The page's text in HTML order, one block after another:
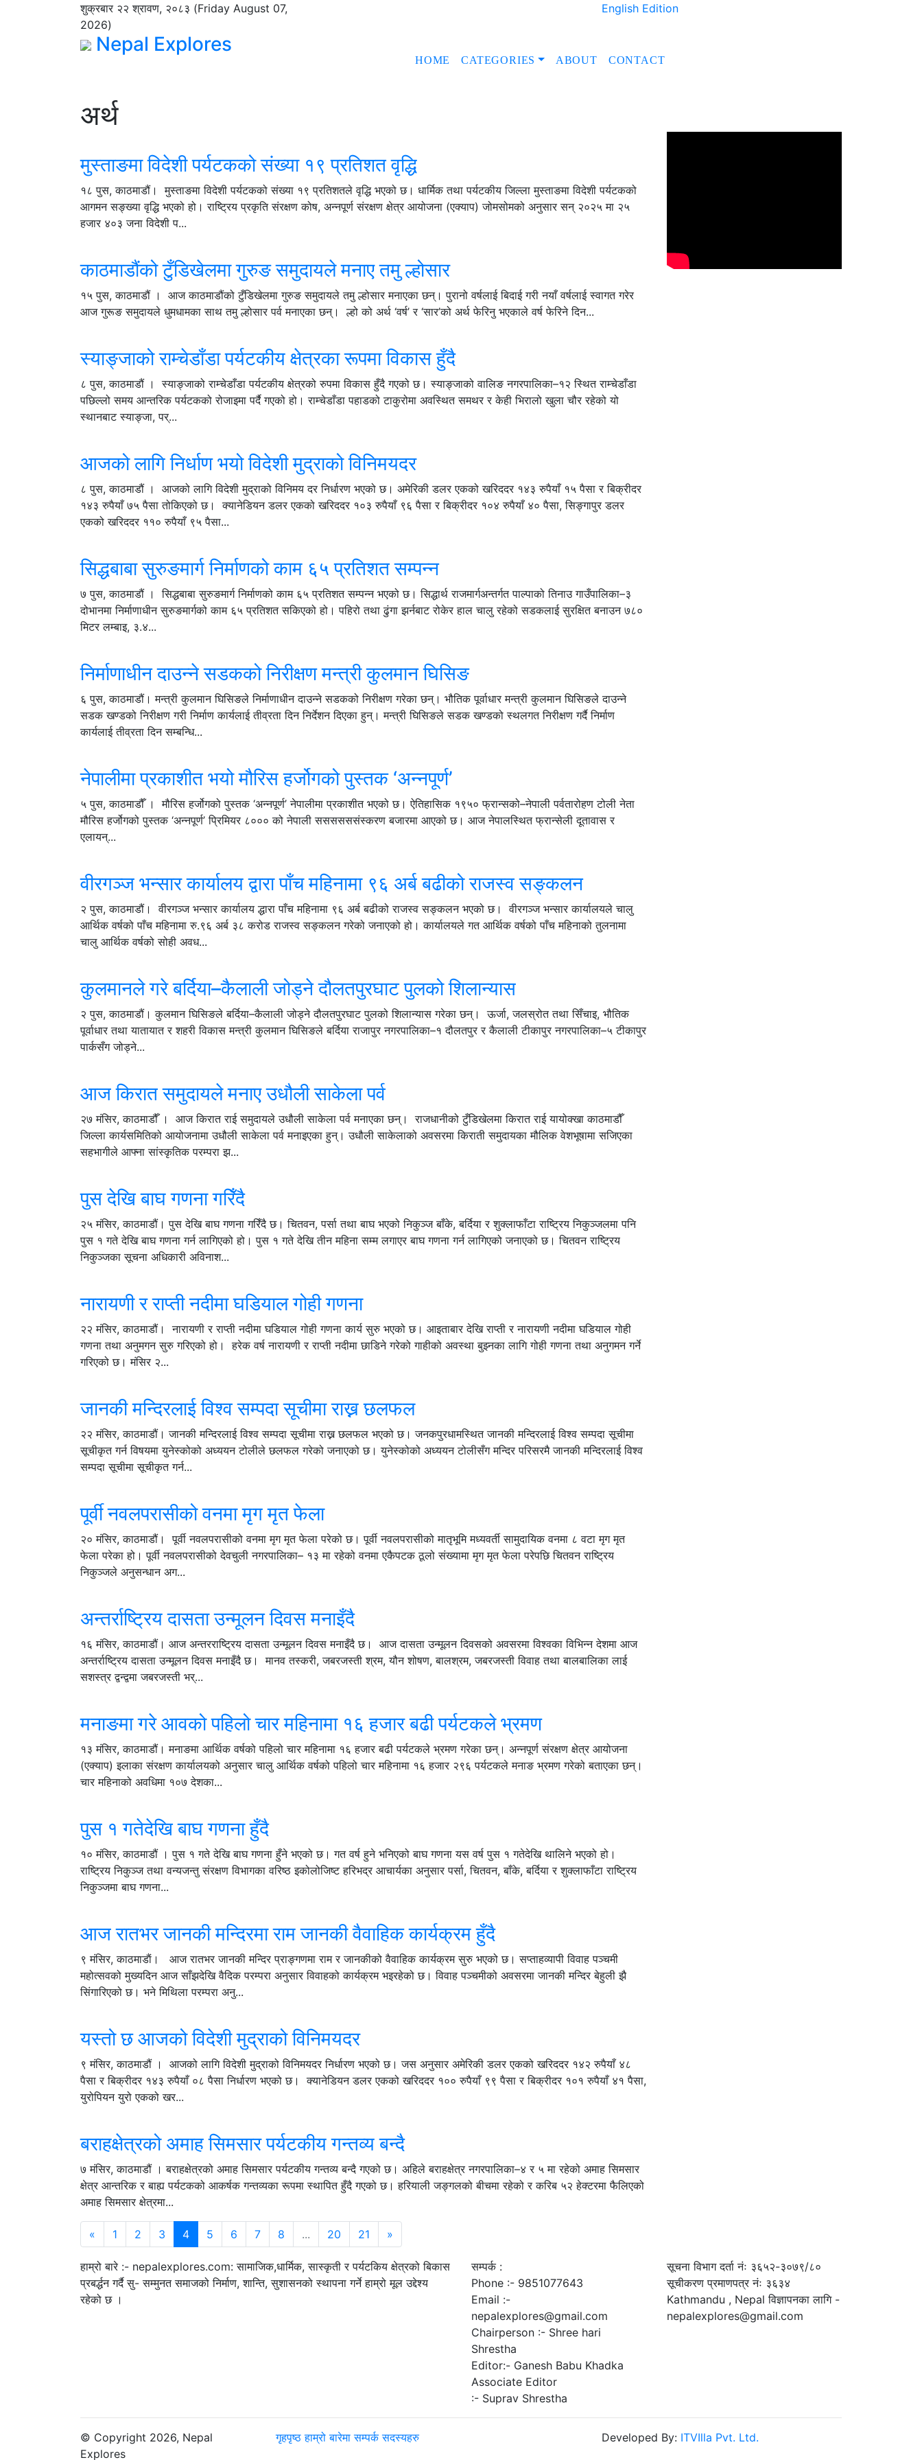
शुक्रबार २२ श्रावण, २०८३ (Friday August 07,
2026)
English Edition
Nepal Explores
HOME CATEGORIES ABOUT CONTACT
अर्थ
मुस्ताङमा विदेशी पर्यटकको संख्या १९ प्रतिशत वृद्धि
१८ पुस, काठमाडौं। मुस्ताङमा विदेशी पर्यटकको संख्या १९ प्रतिशतले वृद्धि भएको छ। धार्मिक तथा पर्यटकीय जिल्ला मुस्ताङमा विदेशी पर्यटकको
आगमन सङ्ख्या वृद्धि भएको हो। राष्ट्रिय प्रकृति संरक्षण कोष, अन्नपूर्ण संरक्षण क्षेत्र आयोजना (एक्याप) जोमसोमको अनुसार सन् २०२५ मा २५
हजार ४०३ जना विदेशी प...
काठमाडौंको टुँडिखेलमा गुरुङ समुदायले मनाए तमु ल्होसार
१५ पुस, काठमाडौं । आज काठमाडौंको टुँडिखेलमा गुरुङ समुदायले तमु ल्होसार मनाएका छन्। पुरानो वर्षलाई बिदाई गरी नयाँ वर्षलाई स्वागत गरेर
आज गुरूङ समुदायले धुमधामका साथ तमु ल्होसार पर्व मनाएका छन्। ल्हो को अर्थ ‘वर्ष’ र ‘सार’को अर्थ फेरिनु भएकाले वर्ष फेरिने दिन...
स्याङ्जाको राम्चेडाँडा पर्यटकीय क्षेत्रका रूपमा विकास हुँदै
८ पुस, काठमाडौं । स्याङ्जाको राम्चेडाँडा पर्यटकीय क्षेत्रको रुपमा विकास हुँदै गएको छ। स्याङ्जाको वालिङ नगरपालिका–१२ स्थित राम्चेडाँडा
पछिल्लो समय आन्तरिक पर्यटकको रोजाइमा पर्दै गएको हो। राम्चेडाँडा पहाडको टाकुरोमा अवस्थित समथर र केही भिरालो खुला चौर रहेको यो
स्थानबाट स्याङ्जा, पर्...
आजको लागि निर्धाण भयो विदेशी मुद्राको विनिमयदर
८ पुस, काठमाडौं । आजको लागि विदेशी मुद्राको विनिमय दर निर्धारण भएको छ। अमेरिकी डलर एकको खरिददर १४३ रुपैयाँ १५ पैसा र बिक्रीदर
१४३ रुपैयाँ ७५ पैसा तोकिएको छ। क्यानेडियन डलर एकको खरिददर १०३ रुपैयाँ ९६ पैसा र बिक्रीदर १०४ रुपैयाँ ४० पैसा, सिङ्गापुर डलर
एकको खरिददर ११० रुपैयाँ ९५ पैसा...
सिद्धबाबा सुरुङमार्ग निर्माणको काम ६५ प्रतिशत सम्पन्न
७ पुस, काठमाडौं । सिद्धबाबा सुरुङमार्ग निर्माणको काम ६५ प्रतिशत सम्पन्न भएको छ। सिद्धार्थ राजमार्गअन्तर्गत पाल्पाको तिनाउ गाउँपालिका–३
दोभानमा निर्माणाधीन सुरुङमार्गको काम ६५ प्रतिशत सकिएको हो। पहिरो तथा ढुंगा झर्नबाट रोकेर हाल चालु रहेको सडकलाई सुरक्षित बनाउन ७८०
मिटर लम्बाइ, ३.४...
निर्माणाधीन दाउन्ने सडकको निरीक्षण मन्त्री कुलमान घिसिङ
६ पुस, काठमाडौं। मन्त्री कुलमान घिसिङले निर्माणाधीन दाउन्ने सडकको निरीक्षण गरेका छन्। भौतिक पूर्वाधार मन्त्री कुलमान घिसिङले दाउन्ने
सडक खण्डको निरीक्षण गरी निर्माण कार्यलाई तीव्रता दिन निर्देशन दिएका हुन्। मन्त्री घिसिङले सडक खण्डको स्थलगत निरीक्षण गर्दै निर्माण
कार्यलाई तीव्रता दिन सम्बन्धि...
नेपालीमा प्रकाशीत भयो मौरिस हर्जोगको पुस्तक ‘अन्नपूर्ण’
५ पुस, काठमाडौँ । मौरिस हर्जोगको पुस्तक ‘अन्नपूर्ण’ नेपालीमा प्रकाशीत भएको छ। ऐतिहासिक १९५० फ्रान्सको–नेपाली पर्वतारोहण टोली नेता
मौरिस हर्जोगको पुस्तक ‘अन्नपूर्ण’ प्रिमियर ८००० को नेपाली ससससससंस्करण बजारमा आएको छ। आज नेपालस्थित फ्रान्सेली दूतावास र
एलायन्...
वीरगञ्ज भन्सार कार्यालय द्वारा पाँच महिनामा ९६ अर्ब बढीको राजस्व सङ्कलन
२ पुस, काठमाडौं। वीरगञ्ज भन्सार कार्यालय द्धारा पाँच महिनामा ९६ अर्ब बढीको राजस्व सङ्कलन भएको छ। वीरगञ्ज भन्सार कार्यालयले चालु
आर्थिक वर्षको पाँच महिनामा रु.९६ अर्ब ३८ करोड राजस्व सङ्कलन गरेको जनाएको हो। कार्यालयले गत आर्थिक वर्षको पाँच महिनाको तुलनामा
चालु आर्थिक वर्षको सोही अवध...
कुलमानले गरे बर्दिया–कैलाली जोड्ने दौलतपुरघाट पुलको शिलान्यास
२ पुस, काठमाडौं। कुलमान घिसिङले बर्दिया–कैलाली जोड्ने दौलतपुरघाट पुलको शिलान्यास गरेका छन्। ऊर्जा, जलस्रोत तथा सिँचाइ, भौतिक
पूर्वाधार तथा यातायात र शहरी विकास मन्त्री कुलमान घिसिङले बर्दिया राजापुर नगरपालिका–१ दौलतपुर र कैलाली टीकापुर नगरपालिका–५ टीकापुर
पार्कसँग जोड्ने...
आज किरात समुदायले मनाए उधौली साकेला पर्व
२७ मंसिर, काठमाडौँ । आज किरात राई समुदायले उधौली साकेला पर्व मनाएका छन्। राजधानीको टुँडिखेलमा किरात राई यायोक्खा काठमाडौँ
जिल्ला कार्यसमितिको आयोजनामा उधौली साकेला पर्व मनाइएका हुन्। उधौली साकेलाको अवसरमा किराती समुदायका मौलिक वेशभूषामा सजिएका
सहभागीले आफ्ना सांस्कृतिक परम्परा झ...
पुस देखि बाघ गणना गरिँदै
२५ मंसिर, काठमाडौं। पुस देखि बाघ गणना गरिँदै छ। चितवन, पर्सा तथा बाघ भएको निकुञ्ज बाँके, बर्दिया र शुक्लाफाँटा राष्ट्रिय निकुञ्जलमा पनि
पुस १ गते देखि बाघ गणना गर्न लागिएको हो। पुस १ गते देखि तीन महिना सम्म लगाएर बाघ गणना गर्न लागिएको जनाएको छ। चितवन राष्ट्रिय
निकुञ्जका सूचना अधिकारी अविनाश...
नारायणी र राप्ती नदीमा घडियाल गोही गणना
२२ मंसिर, काठमाडौं। नारायणी र राप्ती नदीमा घडियाल गोही गणना कार्य सुरु भएको छ। आइताबार देखि राप्ती र नारायणी नदीमा घडियाल गोही
गणना तथा अनुमगन सुरु गरिएको हो। हरेक वर्ष नारायणी र राप्ती नदीमा छाडिने गरेको गाहीको अवस्था बुझ्नका लागि गोही गणना तथा अनुगमन गर्ने
गरिएको छ। मंसिर २...
जानकी मन्दिरलाई विश्व सम्पदा सूचीमा राख्न छलफल
२२ मंसिर, काठमाडौं। जानकी मन्दिरलाई विश्व सम्पदा सूचीमा राख्न छलफल भएको छ। जनकपुरधामस्थित जानकी मन्दिरलाई विश्व सम्पदा सूचीमा
सूचीकृत गर्न विषयमा युनेस्कोको अध्ययन टोलीले छलफल गरेको जनाएको छ। युनेस्कोको अध्ययन टोलीसँग मन्दिर परिसरमै जानकी मन्दिरलाई विश्व
सम्पदा सूचीमा सूचीकृत गर्न...
पूर्वी नवलपरासीको वनमा मृग मृत फेला
२० मंसिर, काठमाडौं। पूर्वी नवलपरासीको वनमा मृग मृत फेला परेको छ। पूर्वी नवलपरासीको मातृभूमि मध्यवर्ती सामुदायिक वनमा ८ वटा मृग मृत
फेला परेका हो। पूर्वी नवलपरासीको देवचुली नगरपालिका– १३ मा रहेको वनमा एकैपटक ठूलो संख्यामा मृग मृत फेला परेपछि चितवन राष्ट्रिय
निकुञ्जले अनुसन्धान अग...
अन्तर्राष्ट्रिय दासता उन्मूलन दिवस मनाइँदै
१६ मंसिर, काठमाडौं। आज अन्तरराष्ट्रिय दासता उन्मूलन दिवस मनाइँदै छ। आज दासता उन्मूलन दिवसको अवसरमा विश्वका विभिन्न देशमा आज
अन्तर्राष्ट्रिय दासता उन्मूलन दिवस मनाइँदै छ। मानव तस्करी, जबरजस्ती श्रम, यौन शोषण, बालश्रम, जबरजस्ती विवाह तथा बालबालिका लाई
सशस्त्र द्वन्द्वमा जबरजस्ती भर्...
मनाङमा गरे आवको पहिलो चार महिनामा १६ हजार बढी पर्यटकले भ्रमण
१३ मंसिर, काठमाडौं। मनाङमा आर्थिक वर्षको पहिलो चार महिनामा १६ हजार बढी पर्यटकले भ्रमण गरेका छन्। अन्नपूर्ण संरक्षण क्षेत्र आयोजना
(एक्याप) इलाका संरक्षण कार्यालयको अनुसार चालु आर्थिक वर्षको पहिलो चार महिनामा १६ हजार २९६ पर्यटकले मनाङ भ्रमण गरेको बताएका छन्।
चार महिनाको अवधिमा १०७ देशका...
पुस १ गतेदेखि बाघ गणना हुँदै
१० मंसिर, काठमाडौं । पुस १ गते देखि बाघ गणना हुँने भएको छ। गत वर्ष हुने भनिएको बाघ गणना यस वर्ष पुस १ गतेदेखि थालिने भएको हो।
राष्ट्रिय निकुञ्ज तथा वन्यजन्तु संरक्षण विभागका वरिष्ठ इकोलोजिष्ट हरिभद्र आचार्यका अनुसार पर्सा, चितवन, बाँके, बर्दिया र शुक्लाफाँटा राष्ट्रिय
निकुञ्जमा बाघ गणना...
आज रातभर जानकी मन्दिरमा राम जानकी वैवाहिक कार्यक्रम हुँदै
९ मंसिर, काठमाडाैं। आज रातभर जानकी मन्दिर प्राङ्गणमा राम र जानकीको वैवाहिक कार्यक्रम सुरु भएको छ। सप्ताहव्यापी विवाह पञ्चमी
महोत्सवको मुख्यदिन आज साँझदेखि वैदिक परम्परा अनुसार विवाहको कार्यक्रम भइरहेको छ। विवाह पञ्चमीको अवसरमा जानकी मन्दिर बेहुली झै
सिंगारिएको छ। भने मिथिला परम्परा अनु...
यस्तो छ आजको विदेशी मुद्राको विनिमयदर
९ मंसिर, काठमाडौं । आजको लागि विदेशी मुद्राको विनिमयदर निर्धारण भएको छ। जस अनुसार अमेरिकी डलर एकको खरिददर १४२ रुपैयाँ ४८
पैसा र बिक्रीदर १४३ रुपैयाँ ०८ पैसा निर्धारण भएको छ। क्यानेडियन डलर एकको खरिददर १०० रुपैयाँ ९९ पैसा र बिक्रीदर १०१ रुपैयाँ ४१ पैसा,
युरोपियन युरो एकको खर...
बराहक्षेत्रको अमाह सिमसार पर्यटकीय गन्तव्य बन्दै
७ मंसिर, काठमाडौं । बराहक्षेत्रको अमाह सिमसार पर्यटकीय गन्तव्य बन्दै गएको छ। अहिले बराहक्षेत्र नगरपालिका–४ र ५ मा रहेको अमाह सिमसार
क्षेत्र आन्तरिक र बाह्य पर्यटकको आकर्षक गन्तव्यका रूपमा स्थापित हुँदै गएको छ। हरियाली जङ्गलको बीचमा रहेको र करिब ५२ हेक्टरमा फैलिएको
अमाह सिमसार क्षेत्रमा...
« 1 2 3 4 5 6 7 8 ... 20 21 »
हाम्रो बारे :- nepalexplores.com: सामाजिक,धार्मिक, सास्कृती र पर्यटकिय क्षेत्रको बिकास
प्रबर्द्धन गर्दै सु- सम्मुनत समाजको निर्माण, शान्ति, सुशासनको स्थापना गर्ने हाम्रो मूल उद्देश्य
रहेको छ ।
सम्पर्क :
Phone :- 9851077643
Email :-
nepalexplores@gmail.com
Chairperson :- Shree hari
Shrestha
Editor:- Ganesh Babu Khadka
Associate Editor
:- Suprav Shrestha
सूचना विभाग दर्ता नंः ३६५२-३०७९/८०
सूचीकरण प्रमाणपत्र नंः ३६३४
Kathmandu , Nepal विज्ञापनका लागि -
nepalexplores@gmail.com
© Copyright 2026, Nepal
Explores
गृहपृष्ठ हाम्रो बारेमा सम्पर्क सदस्यहरु Developed By: ITVIlla Pvt. Ltd.